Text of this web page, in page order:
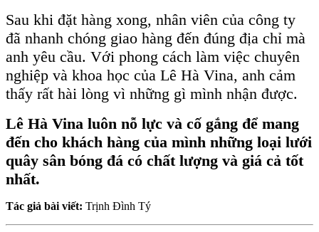
Sau khi đặt hàng xong, nhân viên của công ty
đã nhanh chóng giao hàng đến đúng địa chỉ mà
anh yêu cầu. Với phong cách làm việc chuyên
nghiệp và khoa học của Lê Hà Vina, anh cảm
thấy rất hài lòng vì những gì mình nhận được.
Lê Hà Vina luôn nỗ lực và cố gắng để mang
đến cho khách hàng của mình những loại lưới
quây sân bóng đá có chất lượng và giá cả tốt
nhất.
Tác giả bài viết: Trịnh Đình Tý